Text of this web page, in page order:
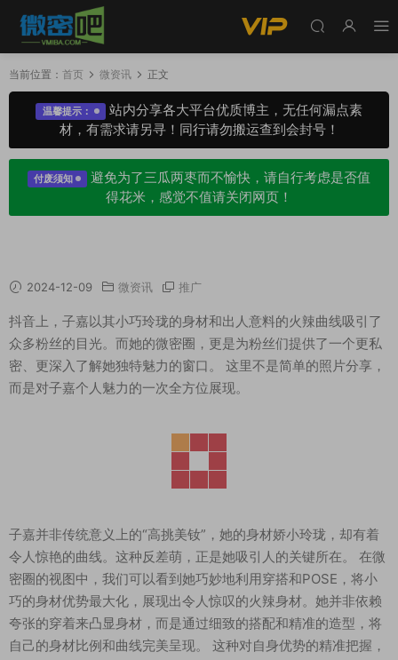
当前位置： 首页 微资讯 正文
温馨提示：
站内分享各大平台优质博主，无任何漏点素
材，有需求请另寻！同行请勿搬运查到会封号！
付废须知
避免为了三瓜两枣而不愉快，请自行考虑是否值
得花米，感觉不值请关闭网页！
2024-12-09 微资讯 推广
抖音上，子嘉以其小巧玲珑的身材和出人意料的火辣曲线吸引了
众多粉丝的目光。而她的微密圈，更是为粉丝们提供了一个更私
密、更深入了解她独特魅力的窗口。 这里不是简单的照片分享，
而是对子嘉个人魅力的一次全方位展现。
子嘉并非传统意义上的“高挑美钕”，她的身材娇小玲珑，却有着
令人惊艳的曲线。这种反差萌，正是她吸引人的关键所在。 在微
密圈的视图中，我们可以看到她巧妙地利用穿搭和POSE，将小
巧的身材优势最大化，展现出令人惊叹的火辣身材。她并非依赖
夸张的穿着来凸显身材，而是通过细致的搭配和精准的造型，将
自己的身材比例和曲线完美呈现。 这种对自身优势的精准把握，